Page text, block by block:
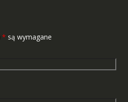
* są wymagane